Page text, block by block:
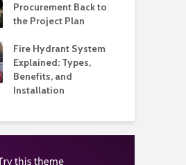
Procurement Back to
the Project Plan
Fire Hydrant System
Explained: Types,
Benefits, and
Installation